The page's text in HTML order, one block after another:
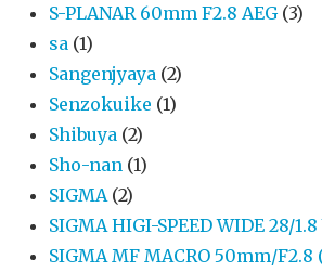
S-PLANAR 60mm F2.8 AEG (3)
sa (1)
Sangenjyaya (2)
Senzokuike (1)
Shibuya (2)
Sho-nan (1)
SIGMA (2)
SIGMA HIGI-SPEED WIDE 28/1.8
SIGMA MF MACRO 50mm/F2.8